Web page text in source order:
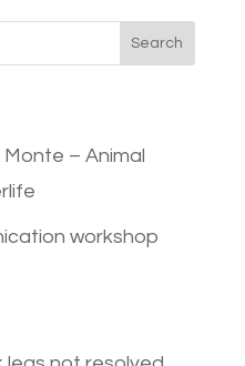
Search
Monte – Animal
workshop